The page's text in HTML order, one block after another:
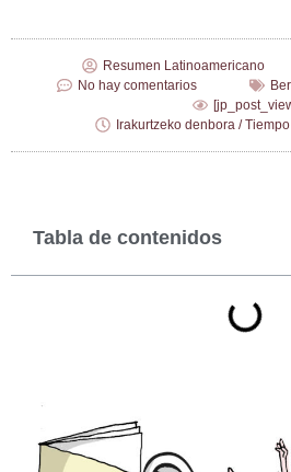
Resumen Latinoamericano
No hay comentarios
Irakurtzeko denbora /
Tabla de contenidos